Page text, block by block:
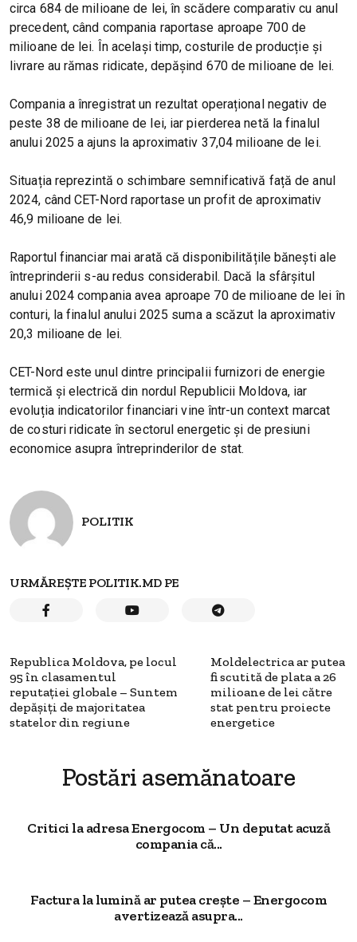
circa 684 de milioane de lei, în scădere comparativ cu anul
precedent, când compania raportase aproape 700 de
milioane de lei. În același timp, costurile de producție și
livrare au rămas ridicate, depășind 670 de milioane de lei.
Compania a înregistrat un rezultat operațional negativ de
peste 38 de milioane de lei, iar pierderea netă la finalul
anului 2025 a ajuns la aproximativ 37,04 milioane de lei.
Situația reprezintă o schimbare semnificativă față de anul
2024, când CET-Nord raportase un profit de aproximativ
46,9 milioane de lei.
Raportul financiar mai arată că disponibilitățile bănești ale
întreprinderii s-au redus considerabil. Dacă la sfârșitul
anului 2024 compania avea aproape 70 de milioane de lei în
conturi, la finalul anului 2025 suma a scăzut la aproximativ
20,3 milioane de lei.
CET-Nord este unul dintre principalii furnizori de energie
termică și electrică din nordul Republicii Moldova, iar
evoluția indicatorilor financiari vine într-un context marcat
de costuri ridicate în sectorul energetic și de presiuni
economice asupra întreprinderilor de stat.
POLITIK
URMĂREȘTE POLITIK.MD PE
Republica Moldova, pe locul
95 în clasamentul
reputației globale – Suntem
depășiți de majoritatea
statelor din regiune
Moldelectrica ar putea
fi scutită de plata a 26
milioane de lei către
stat pentru proiecte
energetice
Postări asemănatoare
Critici la adresa Energocom – Un deputat acuză
compania că...
Factura la lumină ar putea crește – Energocom
avertizează asupra...